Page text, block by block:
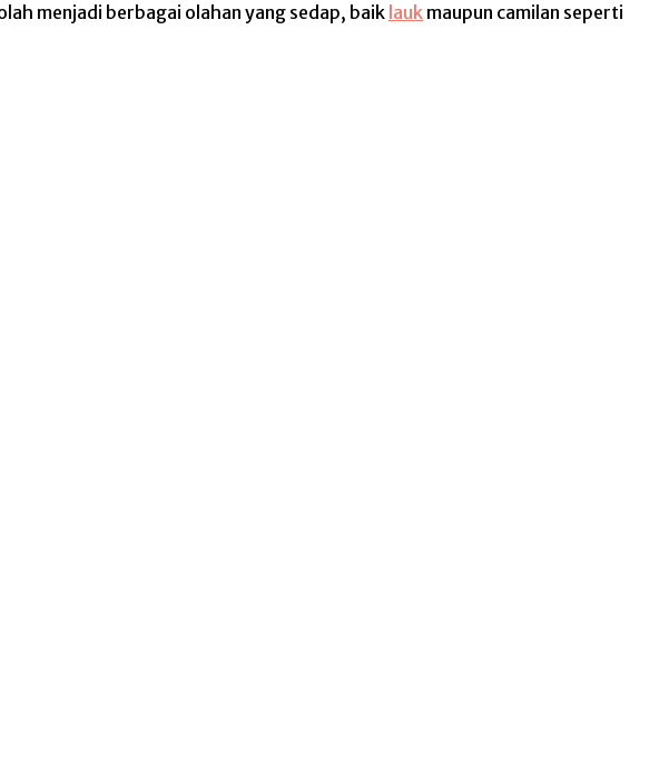
menjadi berbagai olahan yang sedap, baik lauk maupun camilan seperti